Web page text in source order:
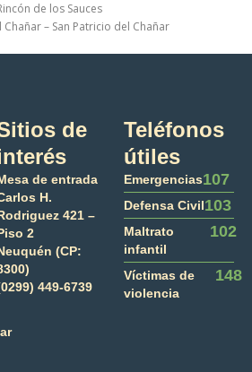
de los Sauces
– San Patricio del Chañar
de
de entrada
H.
421 –
2
(CP:
449-6739
Teléfonos
útiles
Emergencias107
Defensa Civil103
Maltrato
infantil
102
Víctimas de
violencia
148